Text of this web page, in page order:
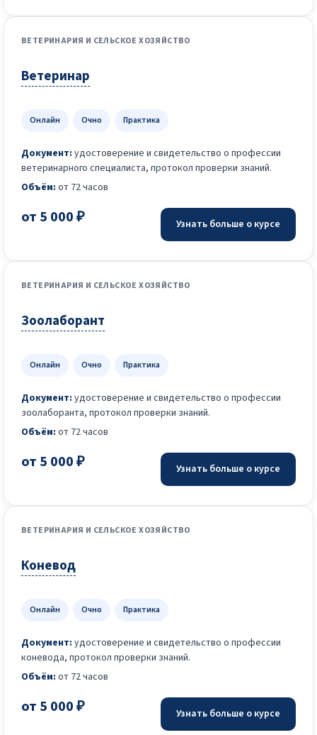
ВЕТЕРИНАРИЯ И СЕЛЬСКОЕ ХОЗЯЙСТВО
Ветеринар
Онлайн Очно Практика
Документ: удостоверение и свидетельство о профессии
ветеринарного специалиста, протокол проверки знаний.
Объём: от 72 часов
от 5 000 ₽ Узнать больше о курсе
ВЕТЕРИНАРИЯ И СЕЛЬСКОЕ ХОЗЯЙСТВО
Зоолаборант
Онлайн Очно Практика
Документ: удостоверение и свидетельство о профессии
зоолаборанта, протокол проверки знаний.
Объём: от 72 часов
от 5 000 ₽ Узнать больше о курсе
ВЕТЕРИНАРИЯ И СЕЛЬСКОЕ ХОЗЯЙСТВО
Коневод
Онлайн Очно Практика
Документ: удостоверение и свидетельство о профессии
коневода, протокол проверки знаний.
Объём: от 72 часов
от 5 000 ₽ Узнать больше о курсе